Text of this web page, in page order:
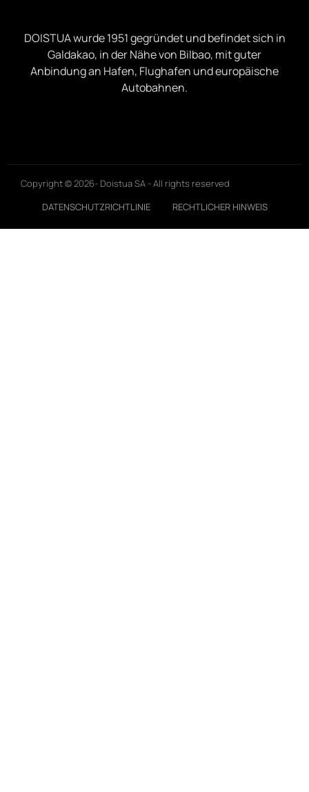
DOISTUA wurde 1951 gegründet und befindet sich in
Galdakao, in der Nähe von Bilbao, mit guter
Anbindung an Hafen, Flughafen und europäische
Autobahnen.
Copyright © 2026- Doistua SA - All rights reserved
DATENSCHUTZRICHTLINIE
RECHTLICHER HINWEIS